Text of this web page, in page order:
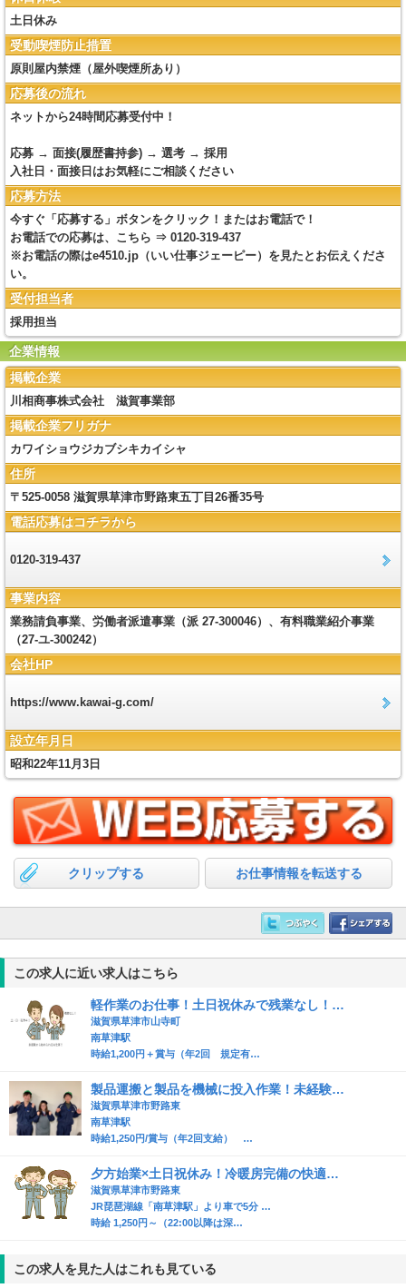
土日休み
受動喫煙防止措置
原則屋内禁煙（屋外喫煙所あり）
応募後の流れ
ネットから24時間応募受付中！
応募 → 面接(履歴書持参) → 選考 → 採用
入社日・面接日はお気軽にご相談ください
応募方法
今すぐ「応募する」ボタンをクリック！またはお電話で！
お電話での応募は、こちら ⇒ 0120-319-437
※お電話の際はe4510.jp（いい仕事ジェーピー）を見たとお伝えくださ
い。
受付担当者
採用担当
企業情報
掲載企業
川相商事株式会社 滋賀事業部
掲載企業フリガナ
カワイショウジカブシキカイシャ
住所
〒525-0058 滋賀県草津市野路東五丁目26番35号
電話応募はコチラから
0120-319-437
事業内容
業務請負事業、労働者派遣事業（派 27-300046）、有料職業紹介事業
（27-ユ-300242）
会社HP
https://www.kawai-g.com/
設立年月日
昭和22年11月3日
クリップする お仕事情報を転送する
この求人に近い求人はこちら
軽作業のお仕事！土日祝休みで残業なし！…
滋賀県草津市山寺町
南草津駅
時給1,200円＋賞与（年2回 規定有…
製品運搬と製品を機械に投入作業！未経験…
滋賀県草津市野路東
南草津駅
時給1,250円/賞与（年2回支給） …
夕方始業×土日祝休み！冷暖房完備の快適…
滋賀県草津市野路東
JR琵琶湖線「南草津駅」より車で5分 …
時給 1,250円～（22:00以降は深…
この求人を見た人はこれも見ている